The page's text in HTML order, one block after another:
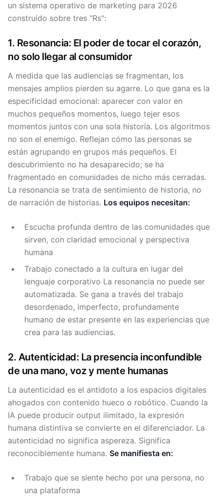
un sistema operativo de marketing para 2026
construido sobre tres "Rs":
1. Resonancia: El poder de tocar el corazón,
no solo llegar al consumidor
A medida que las audiencias se fragmentan, los
mensajes amplios pierden su agarre. Lo que gana es la
especificidad emocional: aparecer con valor en
muchos pequeños momentos, luego tejer esos
momentos juntos con una sola historia. Los algoritmos
no son el enemigo. Reflejan cómo las personas se
están agrupando en grupos más pequeños. El
descubrimiento no ha desaparecido; se ha
fragmentado en comunidades de nicho más cerradas.
La resonancia se trata de sentimiento de historia, no
de narración de historias. Los equipos necesitan:
Escucha profunda dentro de las comunidades que
sirven, con claridad emocional y perspectiva
humana
Trabajo conectado a la cultura en lugar del
lenguaje corporativo La resonancia no puede ser
automatizada. Se gana a través del trabajo
desordenado, imperfecto, profundamente
humano de estar presente en las experiencias que
crea para las audiencias.
2. Autenticidad: La presencia inconfundible
de una mano, voz y mente humanas
La autenticidad es el antídoto a los espacios digitales
ahogados con contenido hueco o robótico. Cuando la
IA puede producir output ilimitado, la expresión
humana distintiva se convierte en el diferenciador. La
autenticidad no significa aspereza. Significa
reconociblemente humana. Se manifiesta en:
Trabajo que se siente hecho por una persona, no
una plataforma